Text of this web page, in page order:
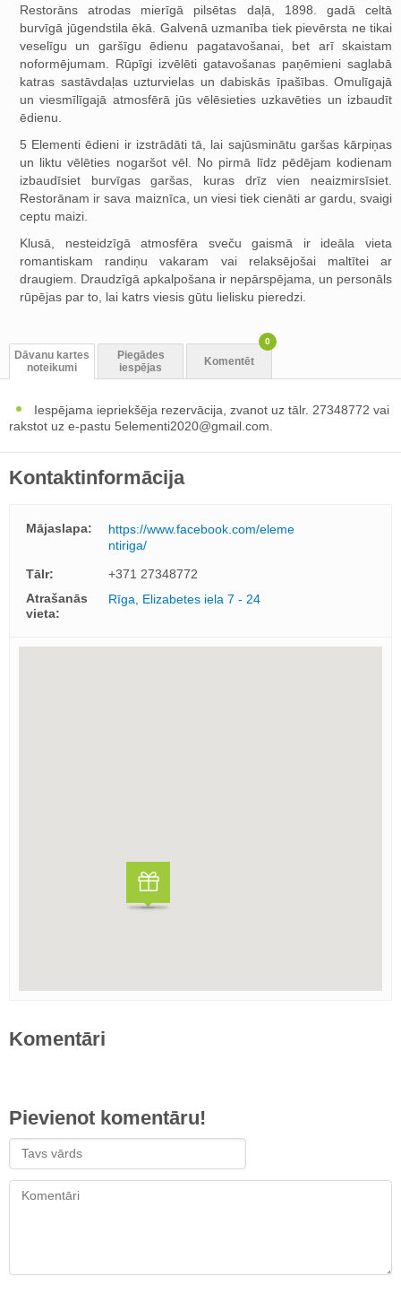
Restorāns atrodas mierīgā pilsētas daļā, 1898. gadā celtā
burvīgā jūgendstila ēkā. Galvenā uzmanība tiek pievērsta ne tikai
veselīgu un garšīgu ēdienu pagatavošanai, bet arī skaistam
noformējumam. Rūpīgi izvēlēti gatavošanas paņēmieni saglabā
katras sastāvdaļas uzturvielas un dabiskās īpašības. Omulīgajā
un viesmīlīgajā atmosfērā jūs vēlēsieties uzkavēties un izbaudīt
ēdienu.
5 Elementi ēdieni ir izstrādāti tā, lai sajūsminātu garšas kārpiņas
un liktu vēlēties nogaršot vēl. No pirmā līdz pēdējam kodienam
izbaudīsiet burvīgas garšas, kuras drīz vien neaizmirsīsiet.
Restorānam ir sava maiznīca, un viesi tiek cienāti ar gardu, svaigi
ceptu maizi.
Klusā, nesteidzīgā atmosfēra sveču gaismā ir ideāla vieta
romantiskam randiņu vakaram vai relaksējošai maltītei ar
draugiem. Draudzīgā apkalpošana ir nepārspējama, un personāls
rūpējas par to, lai katrs viesis gūtu lielisku pieredzi.
Dāvanu kartes
noteikumi
Piegādes
iespējas
Komentēt
0
Iespējama iepriekšēja rezervācija, zvanot uz tālr. 27348772 vai
rakstot uz e-pastu 5elementi2020@gmail.com
Kontaktinformācija
Mājaslapa:
https://www.facebook.com/eleme
ntiriga/
Tālr:
+371 27348772
Atrašanās
vieta:
Rīga, Elizabetes iela 7 - 24
Komentāri
Pievienot komentāru!